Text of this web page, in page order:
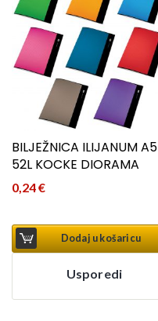
BILJEŽNICA ILIJANUM A5
52L KOCKE DIORAMA
0,24€
Dodaj u košaricu
Usporedi